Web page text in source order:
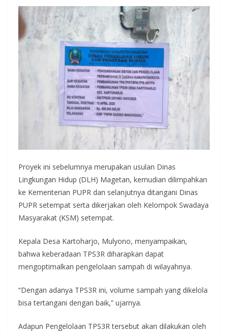
Proyek ini sebelumnya merupakan usulan Dinas
Lingkungan Hidup (DLH) Magetan, kemudian dilimpahkan
ke Kementerian PUPR dan selanjutnya ditangani Dinas
PUPR setempat serta dikerjakan oleh Kelompok Swadaya
Masyarakat (KSM) setempat.
Kepala Desa Kartoharjo, Mulyono, menyampaikan,
bahwa keberadaan TPS3R diharapkan dapat
mengoptimalkan pengelolaan sampah di wilayahnya.
“Dengan adanya TPS3R ini, volume sampah yang dikelola
bisa tertangani dengan baik,” ujarnya.
Adapun Pengelolaan TPS3R tersebut akan dilakukan oleh